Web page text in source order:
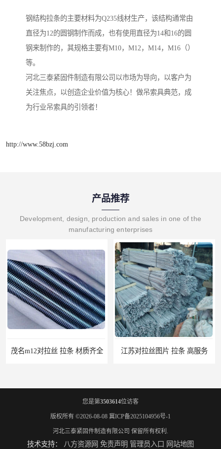
钢结构拉条的主要材料为Q235线材生产，该结构通常由
直径为12的圆钢制作而成，也有使用直径为14和16的圆
钢来制作的，其规格主要有M10，M12，M14，M16（）
等。
河北三泰紧固件制造有限公司以市场为导向，以客户为
关注焦点，以创造企业价值为核心！做吊索具典范，成
为行业吊索具的引领者！
http://www.58bzj.com
产品推荐
Development, design, production and sales in one of the
manufacturing enterprises
茂名m12对拉丝 拉条 材质齐全 江苏对拉丝图片 拉条 高服务
您是第3503614位访客
版权所有 ©2026-08-08 冀ICP备2025104956号-1
河北三泰紧固件制造有限公司 保留所有权利.
技术支持： 八方资源网 免责声明 管理员入口 网站地图